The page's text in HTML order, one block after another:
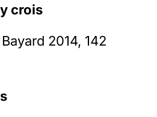
crois
2014, 142